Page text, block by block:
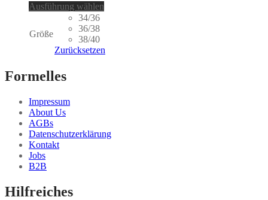
Ausführung wählen
Varianten
gewählt
Größe
34/36
36/38
38/40
Zurücksetzen
Formelles
Impressum
About Us
AGBs
Datenschutzerklärung
Kontakt
Jobs
B2B
Hilfreiches